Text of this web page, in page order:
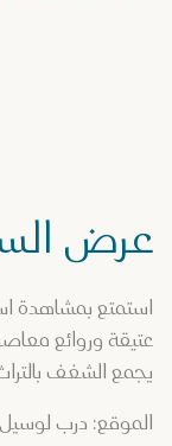
عرض
استمتع بمشاهدة
عتيقة وروائع
يجمع الشغف
الموقع: درب لوسيل